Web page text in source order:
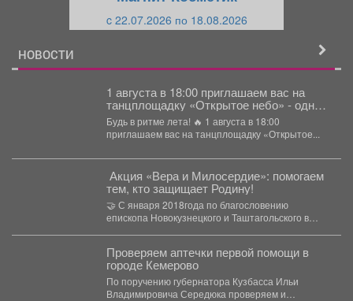
c 22.07.2026 по 18.08.2026
НОВОСТИ
1 августа в 18:00 приглашаем вас на
танцплощадку «Открытое небо» - одно
из самых атмосферных событий этого
лета!
Будь в ритме лета! 🔥 1 августа в 18:00
приглашаем вас на танцплощадку «Открытое...
️ Акция «Вера и Милосердие»: помогаем
тем, кто защищает Родину!
🤝 С января 2018года по благословению
епископа Новокузнецкого и Таштагольского в
Проверяем аптечки первой помощи в
городе Кемерово
По поручению губернатора Кузбасса Ильи
Владимировича Середюка проверяем и